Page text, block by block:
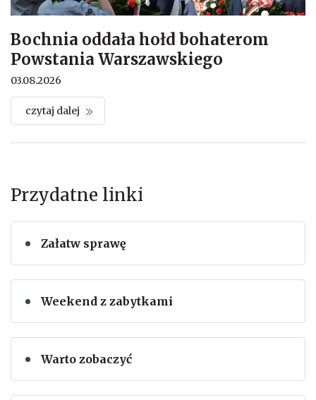
Przydatne linki
Załatw sprawę
Weekend z zabytkami
Warto zobaczyć
Bochnia oddała hołd bohaterom
Powstania Warszawskiego
03.08.2026
czytaj dalej